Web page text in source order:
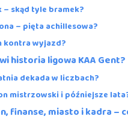
– skąd tyle bramek?
– pięta achillesowa?
kontra wyjazd?
historia ligowa KAA Gent?
dekada w liczbach?
mistrzowski i późniejsze
finanse, miasto i kadra –